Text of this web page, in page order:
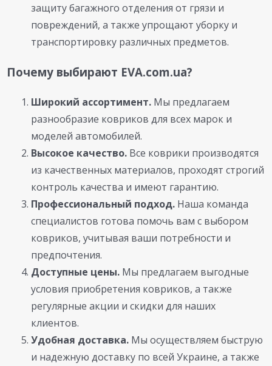
защиту багажного отделения от грязи и
повреждений, а также упрощают уборку и
транспортировку различных предметов.
Почему выбирают EVA.com.ua?
Широкий ассортимент. Мы предлагаем
разнообразие ковриков для всех марок и
моделей автомобилей.
Высокое качество. Все коврики производятся
из качественных материалов, проходят строгий
контроль качества и имеют гарантию.
Профессиональный подход. Наша команда
специалистов готова помочь вам с выбором
ковриков, учитывая ваши потребности и
предпочтения.
Доступные цены. Мы предлагаем выгодные
условия приобретения ковриков, а также
регулярные акции и скидки для наших
клиентов.
Удобная доставка. Мы осуществляем быструю
и надежную доставку по всей Украине, а также